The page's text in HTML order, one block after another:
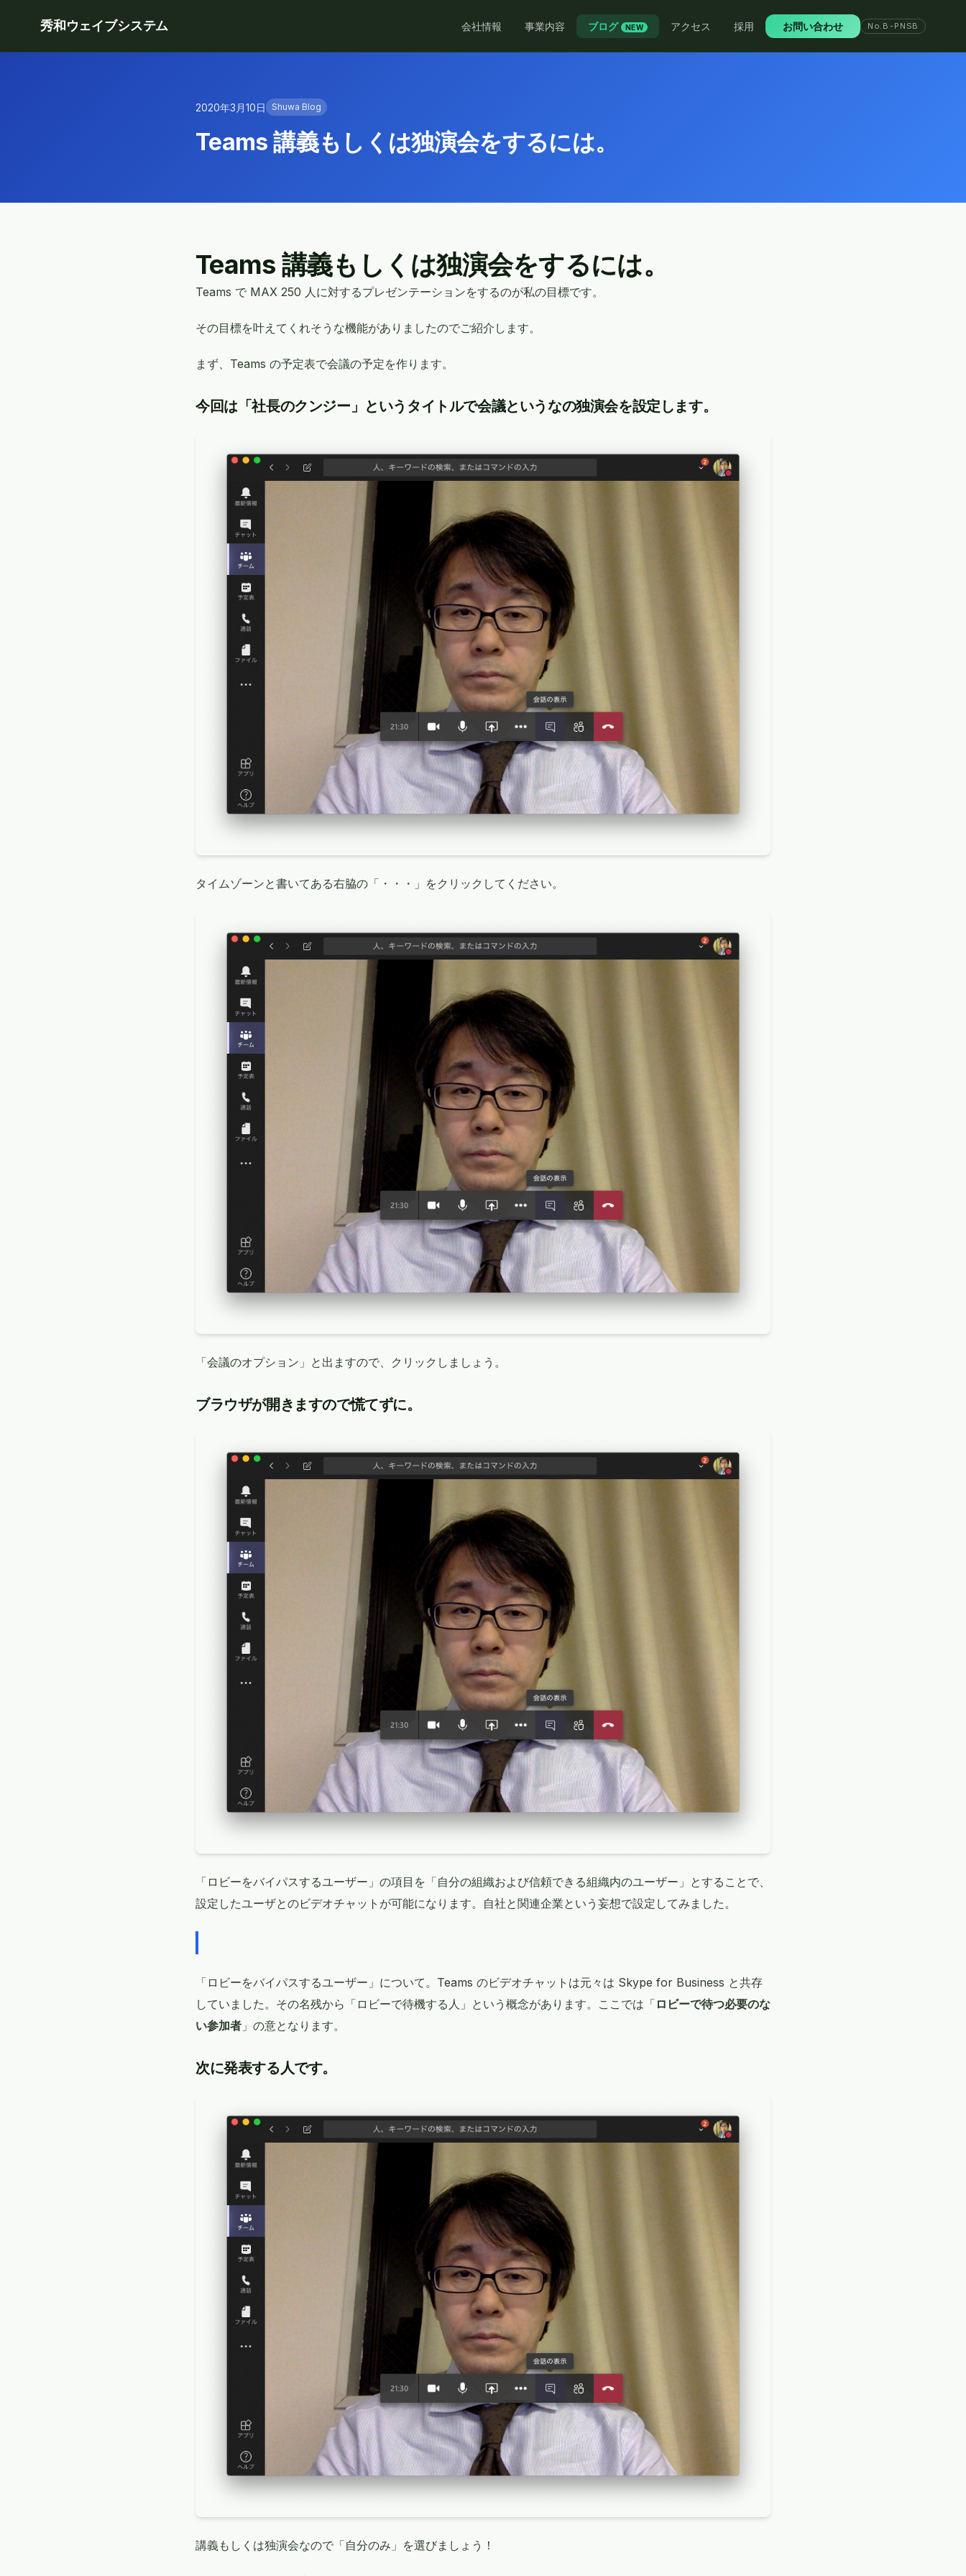
秀和ウェイブシステム 会社情報 事業内容 ブログ NEW アクセス 採用 お問い合わせ No.B-PNSB
2020年3月10日 Shuwa Blog
Teams 講義もしくは独演会をするには。
Teams 講義もしくは独演会をするには。
Teams で MAX 250 人に対するプレゼンテーションをするのが私の目標です。
その目標を叶えてくれそうな機能がありましたのでご紹介します。
まず、Teams の予定表で会議の予定を作ります。
今回は「社長のクンジー」というタイトルで会議というなの独演会を設定します。
タイムゾーンと書いてある右脇の「・・・」をクリックしてください。
「会議のオプション」と出ますので、クリックしましょう。
ブラウザが開きますので慌てずに。
「ロビーをバイパスするユーザー」の項目を「自分の組織および信頼できる組織内のユーザー」とすることで、
設定したユーザとのビデオチャットが可能になります。自社と関連企業という妄想で設定してみました。
「ロビーをバイパスするユーザー」について。Teams のビデオチャットは元々は Skype for Business と共存
していました。その名残から「ロビーで待機する人」という概念があります。ここでは「 ロビーで待つ必要のな
い参加者 」の意となります。
次に発表する人です。
講義もしくは独演会なので「自分のみ」を選びましょう！